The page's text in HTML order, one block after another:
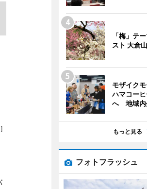
「梅」テ
スト 大倉
モザイク
ハマコー
へ 地域内
もっと見る
フォトフラッシュ